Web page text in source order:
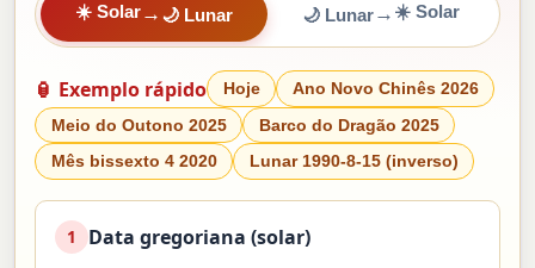
☀️ Solar→ 🌙 Lunar 🌙 Lunar→ ☀️ Solar
🏮 Exemplo rápido Hoje Ano Novo Chinês 2026
Meio do Outono 2025 Barco do Dragão 2025
Mês bissexto 4 2020 Lunar 1990-8-15 (inverso)
1 Data gregoriana (solar)